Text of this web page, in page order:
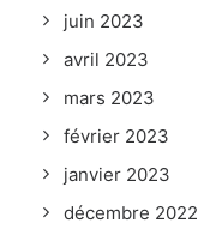
juin 2023
avril 2023
mars 2023
février 2023
janvier 2023
décembre 2022